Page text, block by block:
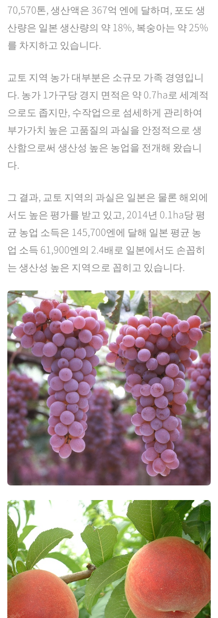
70,570톤, 생산액은 367억 엔에 달하며, 포도 생
산량은 일본 생산량의 약 18%, 복숭아는 약 25%
를 차지하고 있습니다.
교토 지역 농가 대부분은 소규모 가족 경영입니
다. 농가 1가구당 경지 면적은 약 0.7ha로 세계적
으로도 좁지만, 수작업으로 섬세하게 관리하여
부가가치 높은 고품질의 과실을 안정적으로 생
산함으로써 생산성 높은 농업을 전개해 왔습니
다.
그 결과, 교토 지역의 과실은 일본은 물론 해외에
서도 높은 평가를 받고 있고, 2014년 0.1ha당 평
균 농업 소득은 145,700엔에 달해 일본 평균 농
업 소득 61,900엔의 2.4배로 일본에서도 손꼽히
는 생산성 높은 지역으로 꼽히고 있습니다.